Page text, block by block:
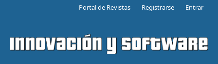
Portal de Revistas Registrarse Entrar